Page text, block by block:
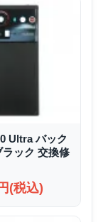
Ultra バック
ラック 交換修
(税込)